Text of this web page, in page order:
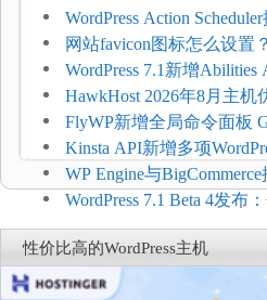
WordPress Action
压和订单延迟
网站favicon图标怎么设置
加方法
WordPress 7.1新增
持REST API、MCP与AI
HawkHost 2026年8月主
$2.61/月，高性能主机同
FlyWP新增全局命令面板
方便
Kinsta API新增多项
WP Engine与BigCommerce
Connect：WordPress商店
商能力
WordPress 7.1 Beta 4发布
复，仅建议在测试环境体
性价比高的WordPress主机